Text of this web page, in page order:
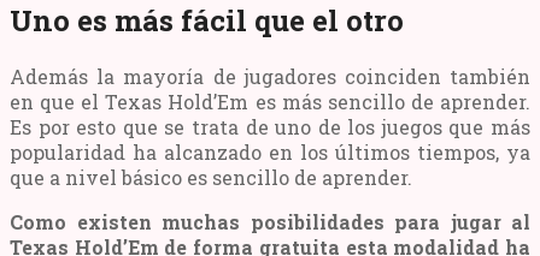
Uno es más fácil que el otro
Además la mayoría de jugadores coinciden también
en que el Texas Hold’Em es más sencillo de aprender.
Es por esto que se trata de uno de los juegos que más
popularidad ha alcanzado en los últimos tiempos, ya
que a nivel básico es sencillo de aprender.
Como existen muchas posibilidades para jugar al
Texas Hold’Em de forma gratuita esta modalidad ha